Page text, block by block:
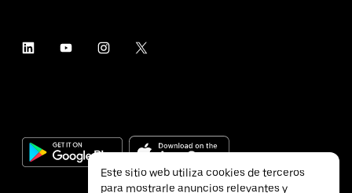
Este sitio web utiliza cookies de terceros
para mostrarle anuncios relevantes y